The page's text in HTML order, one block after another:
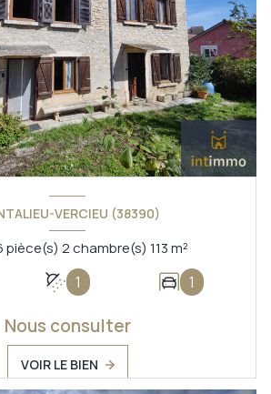
VERCIEU (38390)
Maison 6 pièce(s) 2 chambre(s) 113 m²
1 1
Nous consulter
VOIR LE BIEN